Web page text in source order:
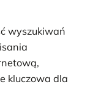
wyszukiwań
kluczowa dla